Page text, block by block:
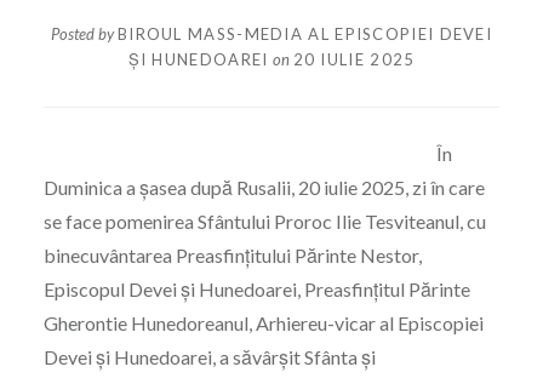
Posted byBIROUL MASS-MEDIA AL EPISCOPIEI DEVEI
ȘI HUNEDOAREI on 20 IULIE 2025
În
Duminica a șasea după Rusalii, 20 iulie 2025, zi în care
se face pomenirea Sfântului Proroc Ilie Tesviteanul, cu
binecuvântarea Preasfințitului Părinte Nestor,
Episcopul Devei și Hunedoarei, Preasfințitul Părinte
Gherontie Hunedoreanul, Arhiereu-vicar al Episcopiei
Devei și Hunedoarei, a săvârșit Sfânta și